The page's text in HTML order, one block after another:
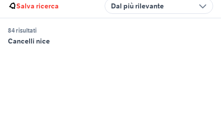
Salva ricerca Dal più rilevante
84 risultati
Cancelli nice